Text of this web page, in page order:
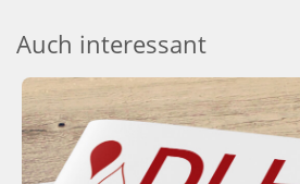
Auch interessant